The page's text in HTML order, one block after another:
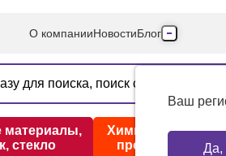
О компанииНовостиБлог
Партнеры
Ваш
Да,
материалы,
стекло
Химические
препараты,